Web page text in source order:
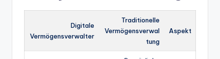
Aspekt
Traditionelle
Vermögensverwal
tung
Digitale
Vermögensverwalter